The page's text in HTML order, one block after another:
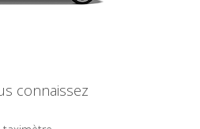
connaissez